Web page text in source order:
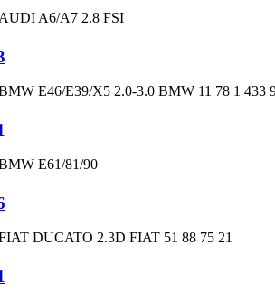
A6/A7 2.8 FSI
E46/E39/X5 2.0-3.0 BMW 11 78 1 433
E61/81/90
DUCATO 2.3D FIAT 51 88 75 21